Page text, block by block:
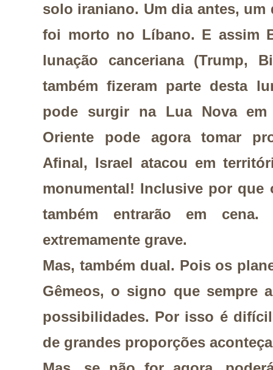
solo iraniano. Um dia antes,
foi morto no Líbano. E assim
lunação canceriana (Trump,
também fizeram parte desta
pode surgir na Lua Nova
Oriente pode agora tomar
Afinal, Israel atacou em
monumental! Inclusive por que
também entrarão em
extremamente grave.
Mas, também dual. Pois os
Gêmeos, o signo que sempre
possibilidades. Por isso é
de grandes proporções